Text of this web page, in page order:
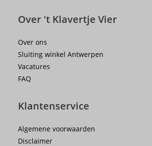
Over 't Klavertje Vier
Over ons
Sluiting winkel Antwerpen
Vacatures
FAQ
Klantenservice
Algemene voorwaarden
Disclaimer